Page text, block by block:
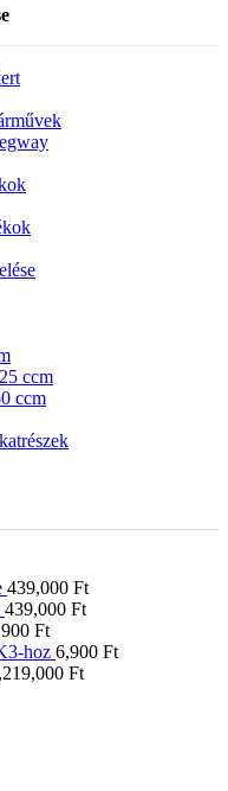
ccm
ccm
439,000 Ft
439,000 Ft
Ft
hoz 6,900 Ft
Ft